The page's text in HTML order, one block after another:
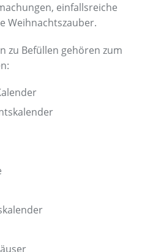
einfallsreiche
Weihnachtszauber.
zu Befüllen gehören zum